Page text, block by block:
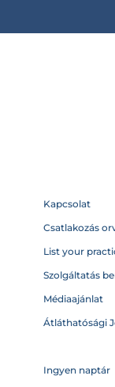
Kapcsolat
Csatlakozás
List your
Szolgáltatás
Médiaajánlat
Átláthatósági
Ingyen naptár